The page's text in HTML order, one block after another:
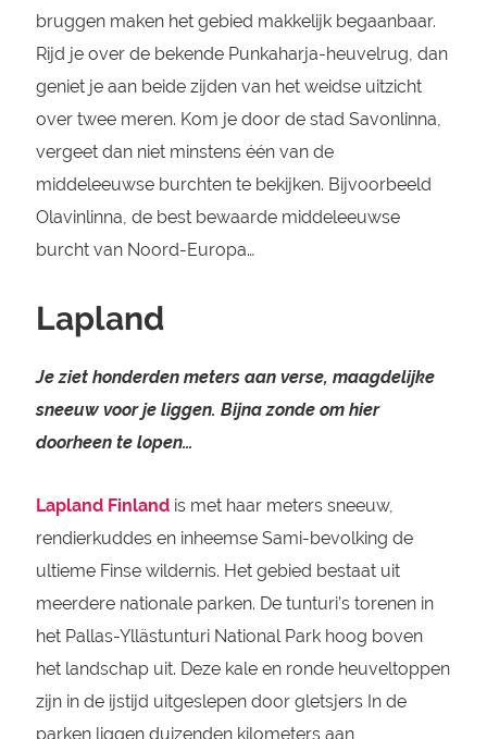
bruggen maken het gebied makkelijk begaanbaar.
Rijd je over de bekende Punkaharja-heuvelrug, dan
geniet je aan beide zijden van het weidse uitzicht
over twee meren. Kom je door de stad Savonlinna,
vergeet dan niet minstens één van de
middeleeuwse burchten te bekijken. Bijvoorbeeld
Olavinlinna, de best bewaarde middeleeuwse
burcht van Noord-Europa…
Lapland
Je ziet honderden meters aan verse, maagdelijke
sneeuw voor je liggen. Bijna zonde om hier
doorheen te lopen…
Lapland Finlandis met haar meters sneeuw,
rendierkuddes en inheemse Sami-bevolking de
ultieme Finse wildernis. Het gebied bestaat uit
meerdere nationale parken. De tunturi’s torenen in
het Pallas-Yllästunturi National Park hoog boven
het landschap uit. Deze kale en ronde heuveltoppen
zijn in de ijstijd uitgeslepen door gletsjers In de
parken liggen duizenden kilometers aan